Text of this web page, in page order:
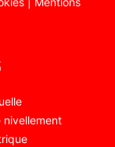
nivellement